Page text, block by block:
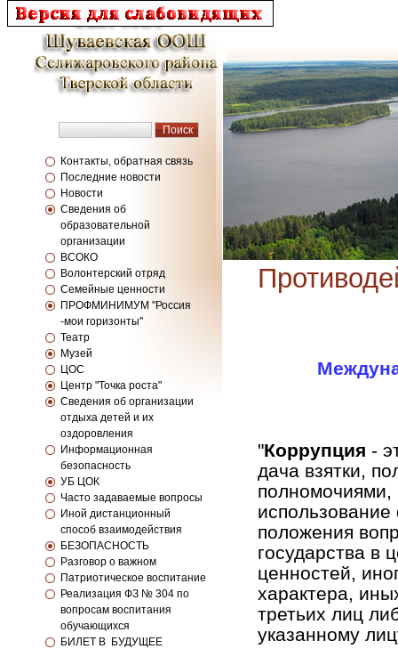
Контакты, обратная связь
Последние новости
Новости
Сведения об
образовательной
организации
ВСОКО
Волонтерский отряд
Семейные ценности
ПРОФМИНИМУМ "Россия
-мои горизонты"
Театр
Музей
ЦОС
Центр "Точка роста"
Сведения об организации
отдыха детей и их
оздоровления
Информационная
безопасность
УБ ЦОК
Часто задаваемые вопросы
Иной дистанционный
способ взаимодействия
БЕЗОПАСНОСТЬ
Разговор о важном
Патриотическое воспитание
Реализация ФЗ № 304 по
вопросам воспитания
обучающихся
БИЛЕТ В БУДУЩЕЕ
"Коррупция -
дача взятки,
полномочиями,
положения
государства в
ценностей,
характера,
третьих лиц
указанному